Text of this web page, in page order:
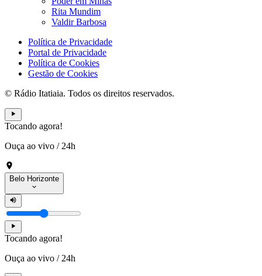
Rita Mundim
Valdir Barbosa
Política de Privacidade
Portal de Privacidade
Política de Cookies
Gestão de Cookies
© Rádio Itatiaia. Todos os direitos reservados.
Tocando agora!
Ouça ao vivo / 24h
Belo Horizonte
Tocando agora!
Ouça ao vivo / 24h